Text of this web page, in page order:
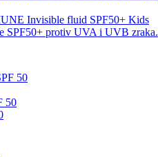
Invisible fluid SPF50+ Kids
SPF50+ protiv UVA i UVB zraka.
50